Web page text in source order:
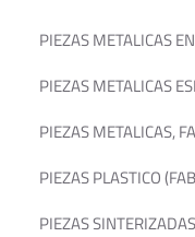
PIEZAS METALICAS
PIEZAS METALICAS
PIEZAS METALICAS,
PIEZAS PLASTICO
PIEZAS SINTERIZADAS